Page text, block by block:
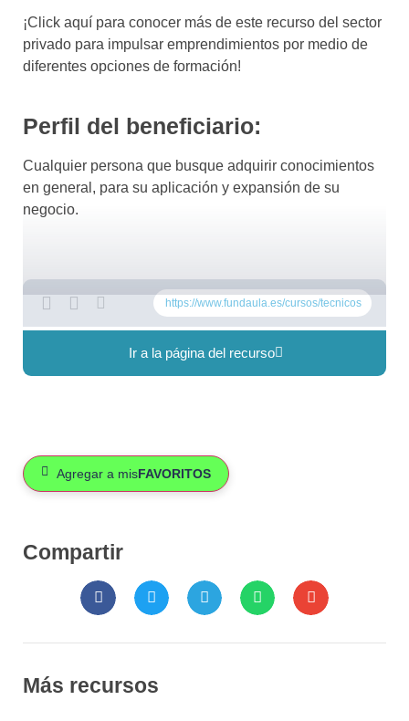
¡Click aquí para conocer más de este recurso del sector
privado para impulsar emprendimientos por medio de
diferentes opciones de formación!
Perfil del beneficiario:
Cualquier persona que busque adquirir conocimientos
en general, para su aplicación y expansión de su
negocio.
https://www.fundaula.es/cursos/tecnicos
Ir a la página del recurso
Agregar a misFAVORITOS
Compartir
Más recursos